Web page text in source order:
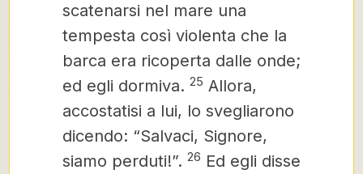
scatenarsi nel mare una
tempesta così violenta che la
barca era ricoperta dalle onde;
ed egli dormiva. 25 Allora,
accostatisi a lui, lo svegliarono
dicendo: “Salvaci, Signore,
siamo perduti!”. 26 Ed egli disse